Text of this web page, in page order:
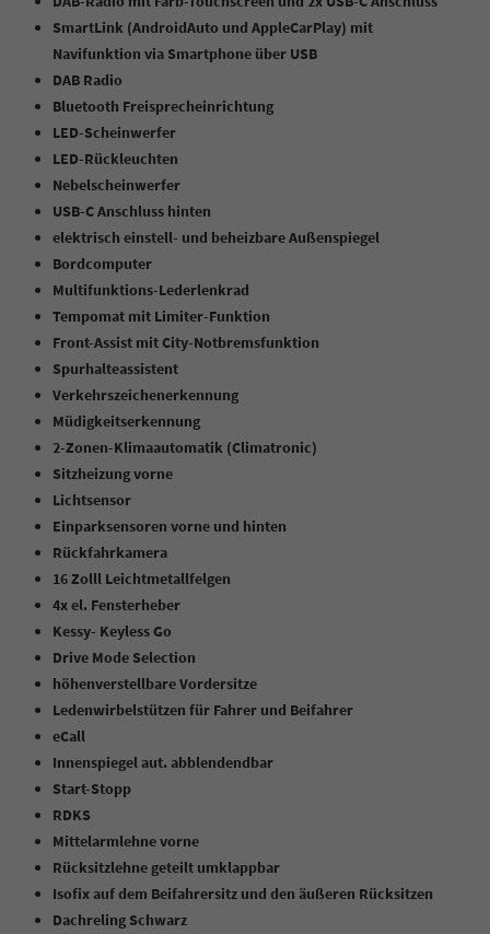
SmartLink (AndroidAuto und AppleCarPlay) mit
Navifunktion via Smartphone über USB
DAB Radio
Bluetooth Freisprecheinrichtung
LED-Scheinwerfer
LED-Rückleuchten
Nebelscheinwerfer
USB-C Anschluss hinten
elektrisch einstell- und beheizbare Außenspiegel
Bordcomputer
Multifunktions-Lederlenkrad
Tempomat mit Limiter-Funktion
Front-Assist mit City-Notbremsfunktion
Spurhalteassistent
Verkehrszeichenerkennung
Müdigkeitserkennung
2-Zonen-Klimaautomatik (Climatronic)
Sitzheizung vorne
Lichtsensor
Einparksensoren vorne und hinten
Rückfahrkamera
16 Zolll Leichtmetallfelgen
4x el. Fensterheber
Kessy- Keyless Go
Drive Mode Selection
höhenverstellbare Vordersitze
Ledenwirbelstützen für Fahrer und Beifahrer
eCall
Innenspiegel aut. abblendendbar
Start-Stopp
RDKS
Mittelarmlehne vorne
Rücksitzlehne geteilt umklappbar
Isofix auf dem Beifahrersitz und den äußeren Rücksitzen
Dachreling Schwarz